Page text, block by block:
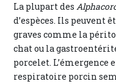
La plupart des
d’espèces. Ils peuvent
graves comme la
chat ou la
porcelet. L’émergence
respiratoire porcin